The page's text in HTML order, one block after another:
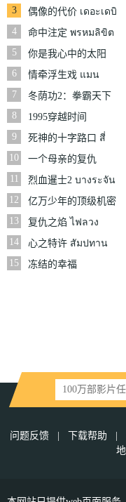
3
偶像的代价 เดอะเดบิ
วต์อวสานไอดอล
4
命中注定 พรหมลิขิต
5
你是我心中的太阳
ฟ้ามีตะวัน
6
情牵浮生戏 แมน
สรวง
7
冬荫功2：拳霸天下
ต้มยำกุ้ง
8
1995穿越时间
9
死神的十字路口 สี่
แพร่ง
10
一个母亲的复仇
11
烈血暹士2 บางระจัน
12
亿万少年的顶级机密
13
复仇之焰 ไฟลวง
14
心之特许 สัมปทาน
หัวใจ
15 冻结的幸福
问题反馈 下载帮助